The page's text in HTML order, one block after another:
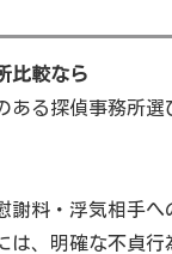
比較なら
ある探偵事務所選
謝料・浮気相手へ
は、明確な不貞行